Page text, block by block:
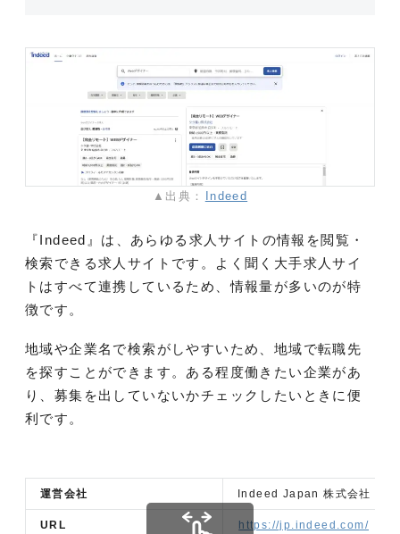
▲出典： Indeed
『Indeed』は、あらゆる求人サイトの情報を閲覧・
検索できる求人サイトです。よく聞く大手求人サイ
トはすべて連携しているため、情報量が多いのが特
徴です。
地域や企業名で検索がしやすいため、地域で転職先
を探すことができます。ある程度働きたい企業があ
り、募集を出していないかチェックしたいときに便
利です。
運営会社 Indeed Japan 株式会社
URL https://jp.indeed.com/